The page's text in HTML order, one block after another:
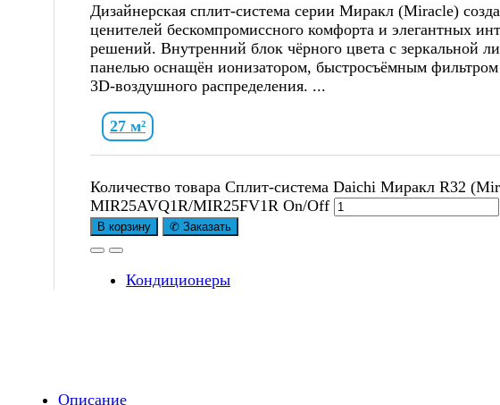
Дизайнерская сплит-система серии Миракл (Miracle)
ценителей бескомпромиссного комфорта и элегантных
решений. Внутренний блок чёрного цвета с зеркальной
панелью оснащён ионизатором, быстросъёмным
3D-воздушного распределения. ...
27 м²
Количество товара Сплит-система Daichi Миракл R32
MIR25AVQ1R/MIR25FV1R On/Off
В корзину ✆ Заказать
Кондиционеры
Описание